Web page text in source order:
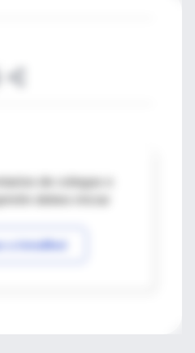
de colegas o
a IntraMed